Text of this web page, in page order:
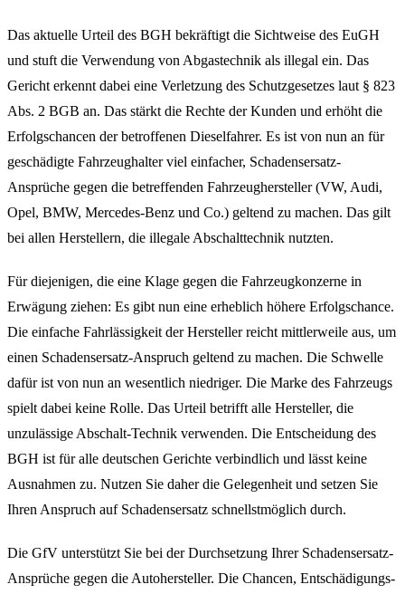
Das aktuelle Urteil des BGH bekräftigt die Sichtweise des EuGH
und stuft die Verwendung von Abgastechnik als illegal ein. Das
Gericht erkennt dabei eine Verletzung des Schutzgesetzes laut § 823
Abs. 2 BGB an. Das stärkt die Rechte der Kunden und erhöht die
Erfolgschancen der betroffenen Dieselfahrer. Es ist von nun an für
geschädigte Fahrzeughalter viel einfacher, Schadensersatz-
Ansprüche gegen die betreffenden Fahrzeughersteller (VW, Audi,
Opel, BMW, Mercedes-Benz und Co.) geltend zu machen. Das gilt
bei allen Herstellern, die illegale Abschalttechnik nutzten.
Für diejenigen, die eine Klage gegen die Fahrzeugkonzerne in
Erwägung ziehen: Es gibt nun eine erheblich höhere Erfolgschance.
Die einfache Fahrlässigkeit der Hersteller reicht mittlerweile aus, um
einen Schadensersatz-Anspruch geltend zu machen. Die Schwelle
dafür ist von nun an wesentlich niedriger. Die Marke des Fahrzeugs
spielt dabei keine Rolle. Das Urteil betrifft alle Hersteller, die
unzulässige Abschalt-Technik verwenden. Die Entscheidung des
BGH ist für alle deutschen Gerichte verbindlich und lässt keine
Ausnahmen zu. Nutzen Sie daher die Gelegenheit und setzen Sie
Ihren Anspruch auf Schadensersatz schnellstmöglich durch.
Die GfV unterstützt Sie bei der Durchsetzung Ihrer Schadensersatz-
Ansprüche gegen die Autohersteller. Die Chancen, Entschädigungs-